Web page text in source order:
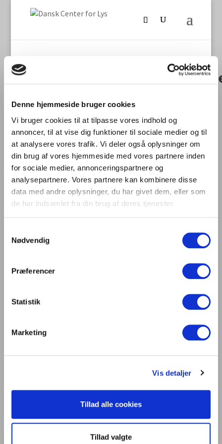
Denne hjemmeside bruger cookies
Vi bruger cookies til at tilpasse vores indhold og
annoncer, til at vise dig funktioner til sociale medier og til
at analysere vores trafik. Vi deler også oplysninger om
din brug af vores hjemmeside med vores partnere inden
for sociale medier, annonceringspartnere og
analysepartnere. Vores partnere kan kombinere disse
data med andre oplysninger, du har givet dem, eller som
de har indsamlet fra din brug af deres tjenester.
Nødvendig
Præferencer
Statistik
Marketing
Vis detaljer
Tillad alle cookies
Tillad valgte
Seneste nyt
International laboratoriesammenligning vedr.
måling af TLM/flimmer fra LED-produkter
Stort dansk aftryk på international
laboratoriesammenligning
Dynamisk belysning skal styrke trivsel og
centrum på Light + Building 2026
C/O Niels Knudsen
2000 Frederiksberg